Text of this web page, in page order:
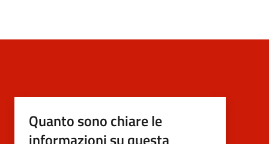
Quanto sono chiare le